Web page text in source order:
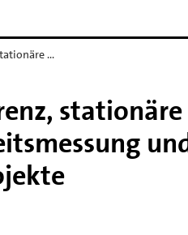
…
stationäre